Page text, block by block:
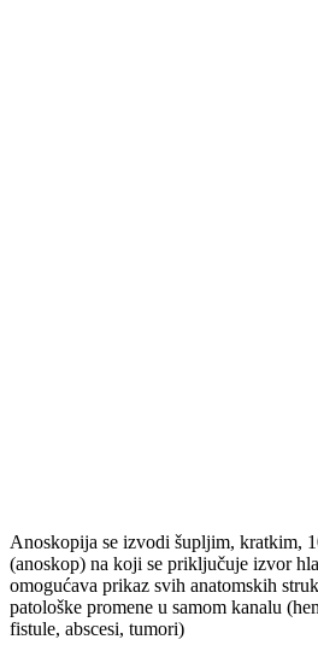
Anoskopija se izvodi šupljim, kratkim,
(anoskop) na koji se priključuje izvor
omogućava prikaz svih anatomskih
patološke promene u samom kanalu
fistule, abscesi, tumori)